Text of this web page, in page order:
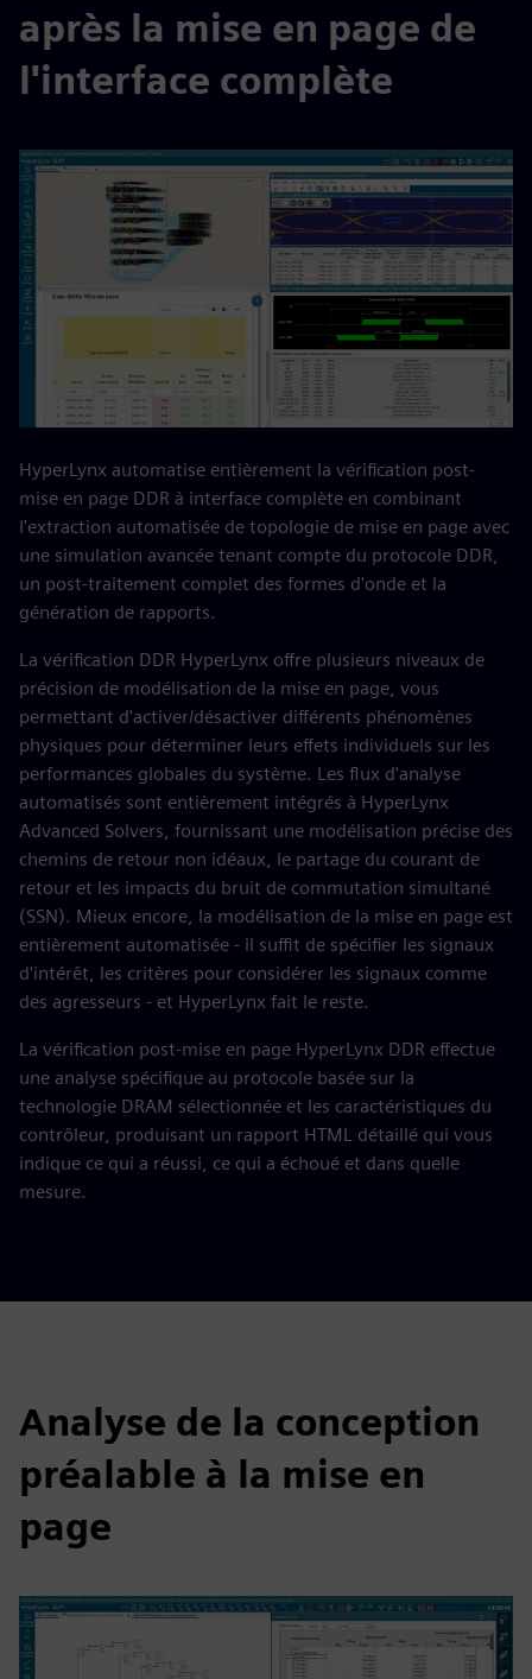
après la mise en page de
l'interface complète
HyperLynx automatise entièrement la vérification post-
mise en page DDR à interface complète en combinant
l'extraction automatisée de topologie de mise en page avec
une simulation avancée tenant compte du protocole DDR,
un post-traitement complet des formes d'onde et la
génération de rapports.
La vérification DDR HyperLynx offre plusieurs niveaux de
précision de modélisation de la mise en page, vous
permettant d'activer/désactiver différents phénomènes
physiques pour déterminer leurs effets individuels sur les
performances globales du système. Les flux d'analyse
automatisés sont entièrement intégrés à HyperLynx
Advanced Solvers, fournissant une modélisation précise des
chemins de retour non idéaux, le partage du courant de
retour et les impacts du bruit de commutation simultané
(SSN). Mieux encore, la modélisation de la mise en page est
entièrement automatisée - il suffit de spécifier les signaux
d'intérêt, les critères pour considérer les signaux comme
des agresseurs - et HyperLynx fait le reste.
La vérification post-mise en page HyperLynx DDR effectue
une analyse spécifique au protocole basée sur la
technologie DRAM sélectionnée et les caractéristiques du
contrôleur, produisant un rapport HTML détaillé qui vous
indique ce qui a réussi, ce qui a échoué et dans quelle
mesure.
Analyse de la conception
préalable à la mise en
page